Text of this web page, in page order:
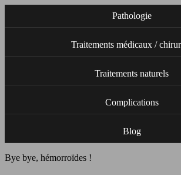
Pathologie
Traitements médicaux /
Traitements naturels
Complications
Blog
Bye bye, hémorroïdes !